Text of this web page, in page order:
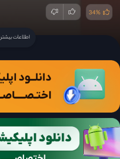
34%
اطلاعات بیشتر